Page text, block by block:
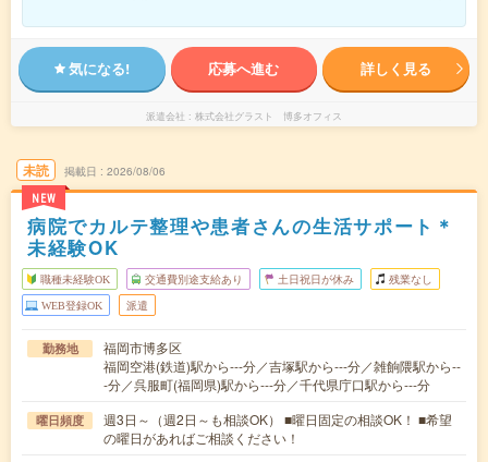
気になる! 応募へ進む 詳しく見る
派遣会社 株式会社グラスト 博多オフィス
未読
NEW
掲載日 2026/08/06
病院でカルテ整理や患者さんの生活サポート＊
未経験OK
職種未経験OK 交通費別途支給あり 土日祝日が休み 残業なし
WEB登録OK 派遣
勤務地
福岡市博多区
福岡空港(鉄道)駅から---分／吉塚駅から---分／雑餉隈駅から--
-分／呉服町(福岡県)駅から---分／千代県庁口駅から---分
曜日頻度
週3日～（週2日～も相談OK） ■曜日固定の相談OK！ ■希望
の曜日があればご相談ください！